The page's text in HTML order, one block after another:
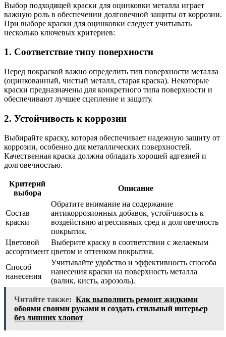
Выбор подходящей краски для оцинковки металла играет
важную роль в обеспечении долговечной защиты от коррозии.
При выборе краски для оцинковки следует учитывать
несколько ключевых критериев:
1. Соответствие типу поверхности
Перед покраской важно определить тип поверхности металла
(оцинкованный, чистый металл, старая краска). Некоторые
краски предназначены для конкретного типа поверхности и
обеспечивают лучшее сцепление и защиту.
2. Устойчивость к коррозии
Выбирайте краску, которая обеспечивает надежную защиту от
коррозии, особенно для металлических поверхностей.
Качественная краска должна обладать хорошей адгезией и
долговечностью.
Критерий
выбора
Описание
Состав
краски
Обратите внимание на содержание
антикоррозионных добавок, устойчивость к
воздействию агрессивных сред и долговечность
покрытия.
Цветовой
ассортимент
Выберите краску в соответствии с желаемым
цветом и оттенком покрытия.
Способ
нанесения
Учитывайте удобство и эффективность способа
нанесения краски на поверхность металла
(валик, кисть, аэрозоль).
Читайте также: Как выполнить ремонт жидкими
обоями своими руками и создать стильный интерьер
без лишних хлопот